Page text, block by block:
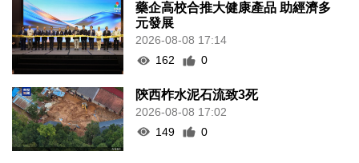
藥企高校合推大健康產品 助經濟多
元發展
2026-08-08 17:14
162
0
陝西柞水泥石流致3死
2026-08-08 17:02
149
0